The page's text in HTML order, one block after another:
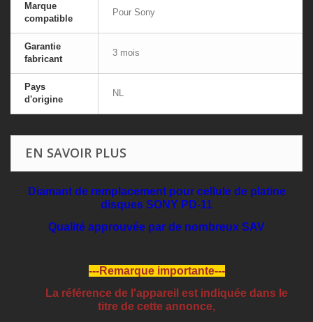
Marque
compatible
Pour Sony
Garantie
fabricant
3 mois
Pays
d'origine
NL
EN SAVOIR PLUS
Diamant de remplacement pour cellule de platine
disques SONY PD-11
Qualité approuvée par de nombreux SAV
---Remarque importante---
La référence de l'appareil est indiquée dans le
titre de cette annonce,